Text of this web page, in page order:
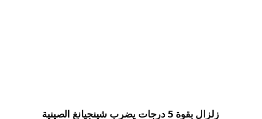
زلزال بقوة 5 درجات يضرب شينجيانغ الصينية